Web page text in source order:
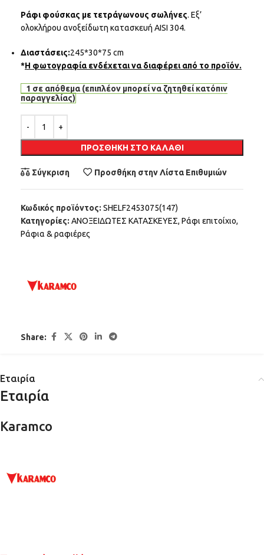
Ράφι φούσκας με τετράγωνους σωλήνες. Εξ’
ολοκλήρου ανοξείδωτη κατασκευή AISI 304.
Διαστάσεις:245*30*75 cm
*Η φωτογραφία ενδέχεται να διαφέρει από το προϊόν.
1 σε απόθεμα (επιπλέον μπορεί να ζητηθεί κατόπιν
παραγγελίας)
ΠΡΟΣΘΉΚΗ ΣΤΟ ΚΑΛΆΘΙ
Σύγκριση Προσθήκη στην Λίστα Επιθυμιών
Κωδικός προϊόντος: SHELF2453075(147)
Κατηγορίες: ΑΝΟΞΕΙΔΩΤΕΣ ΚΑΤΑΣΚΕΥΕΣ, Ράφι επιτοίχιο,
Ράφια & ραφιέρες
Share:
Εταιρία
Εταιρία
Karamco